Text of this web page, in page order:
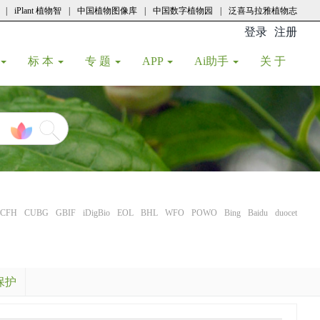
iPlant 植物智 中国植物图像库 中国数字植物园 泛喜马拉雅植物志
登录 注册
标 本 专 题 APP Ai助手 关 于
CFH CUBG GBIF iDigBio EOL BHL WFO POWO Bing Baidu duocet
护